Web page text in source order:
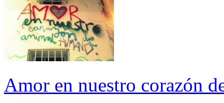
Amor en nuestro corazón